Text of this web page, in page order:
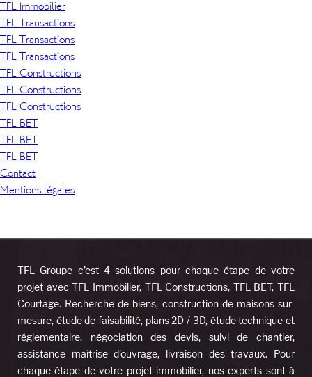
TFL Immobilier
TFL Transactions
TFL Transactions
TFL Transactions
TFL Constructions
TFL Constructions
TFL Constructions
TFL BET
TFL BET
TFL BET
Contact
Mentions légales
TFL Groupe c’est 4 solutions pour chaque étape de votre
projet avec TFL Immobilier, TFL Constructions, TFL BET, TFL
Courtage. Recherche de biens, construction de maisons sur-
mesure, étude de faisabilité, plans 2D / 3D, étude technique et
réglementaire, négociation des devis, suivi de chantier,
assistance maîtrise d’ouvrage, livraison des travaux. Pour
chaque étape de votre projet immobilier, nos experts sont à